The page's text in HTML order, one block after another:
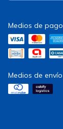
Medios de pago
Medios de envío